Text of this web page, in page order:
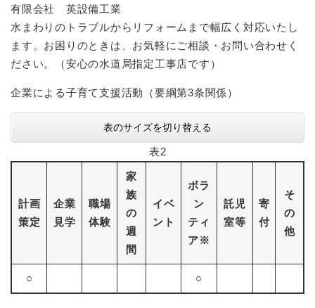
有限会社 英設備工業
水まわりのトラブルからリフォームまで幅広く対応いたし
ます。お困りのときは、お気軽にご相談・お問い合わせく
ださい。（安心の水道局指定工事店です）
企業による子育て支援活動（要綱第3条関係）
表のサイズを切り替える
表2
計画
策定
企業
見学
職場
体験
家
族
の
週
間
イベ
ント
ボラ
ン
ティ
ア※
託児
室等
寄
付
そ
の
他
○ ○